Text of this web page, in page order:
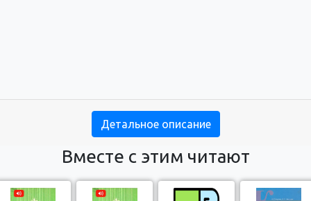
Детальное описание
Вместе с этим читают